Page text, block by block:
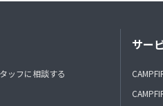
ッフに相談する
サー